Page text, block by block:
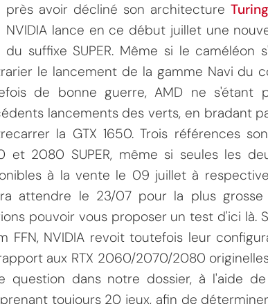
près avoir décliné son architectureTuring
NVIDIA lance en ce début juillet une
du suffixe SUPER. Même si le
le lancement de la gamme Navi du
de bonne guerre, AMD ne
lancements des verts, en bradant
la GTX 1650. Trois références
et 2080 SUPER, même si seules les
à la vente le 09 juillet à
attendre le 23/07 pour la plus
pouvoir vous proposer un test d'ici là.
FFN, NVIDIA revoit toutefois leur
aux RTX 2060/2070/2080
question dans notre dossier, à l'aide
toujours 20 jeux, afin de